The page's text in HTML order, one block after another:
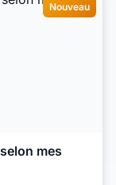
Nouveau
mes